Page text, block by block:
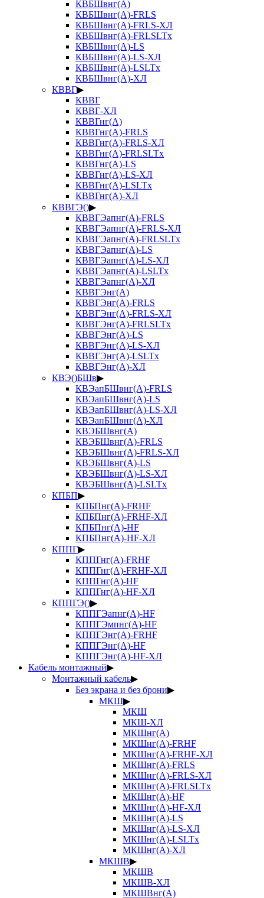
КВБШвнг(А)
КВБШвнг(А)-FRLS
КВБШвнг(А)-FRLS-ХЛ
КВБШвнг(А)-FRLSLTx
КВБШвнг(А)-LS
КВБШвнг(А)-LS-ХЛ
КВБШвнг(А)-LSLTx
КВБШвнг(А)-ХЛ
КВВГ▶
КВВГ
КВВГ-ХЛ
КВВГнг(А)
КВВГнг(А)-FRLS
КВВГнг(А)-FRLS-ХЛ
КВВГнг(А)-FRLSLTx
КВВГнг(А)-LS
КВВГнг(А)-LS-ХЛ
КВВГнг(А)-LSLTx
КВВГнг(А)-ХЛ
КВВГЭ()▶
КВВГЭапнг(А)-FRLS
КВВГЭапнг(А)-FRLS-ХЛ
КВВГЭапнг(А)-FRLSLTx
КВВГЭапнг(А)-LS
КВВГЭапнг(А)-LS-ХЛ
КВВГЭапнг(А)-LSLTx
КВВГЭапнг(А)-ХЛ
КВВГЭнг(А)
КВВГЭнг(А)-FRLS
КВВГЭнг(А)-FRLS-ХЛ
КВВГЭнг(А)-FRLSLTx
КВВГЭнг(А)-LS
КВВГЭнг(А)-LS-ХЛ
КВВГЭнг(А)-LSLTx
КВВГЭнг(А)-ХЛ
КВЭ()БШв▶
КВЭапБШвнг(А)-FRLS
КВЭапБШвнг(А)-LS
КВЭапБШвнг(А)-LS-ХЛ
КВЭапБШвнг(А)-ХЛ
КВЭБШвнг(А)
КВЭБШвнг(А)-FRLS
КВЭБШвнг(А)-FRLS-ХЛ
КВЭБШвнг(А)-LS
КВЭБШвнг(А)-LS-ХЛ
КВЭБШвнг(А)-LSLTx
КПБП▶
КПБПнг(А)-FRHF
КПБПнг(А)-FRHF-ХЛ
КПБПнг(А)-HF
КПБПнг(А)-HF-ХЛ
КППГ▶
КППГнг(А)-FRHF
КППГнг(А)-FRHF-ХЛ
КППГнг(А)-HF
КППГнг(А)-HF-ХЛ
КППГЭ()▶
КППГЭапнг(А)-HF
КППГЭмпнг(А)-HF
КППГЭнг(А)-FRHF
КППГЭнг(А)-HF
КППГЭнг(А)-HF-ХЛ
Кабель монтажный▶
Монтажный кабель▶
Без экрана и без брони▶
МКШ▶
МКШ
МКШ-ХЛ
МКШнг(А)
МКШнг(А)-FRHF
МКШнг(А)-FRHF-ХЛ
МКШнг(А)-FRLS
МКШнг(А)-FRLS-ХЛ
МКШнг(А)-FRLSLTx
МКШнг(А)-HF
МКШнг(А)-HF-ХЛ
МКШнг(А)-LS
МКШнг(А)-LS-ХЛ
МКШнг(А)-LSLTx
МКШнг(А)-ХЛ
МКШВ▶
МКШВ
МКШВ-ХЛ
МКШВнг(А)